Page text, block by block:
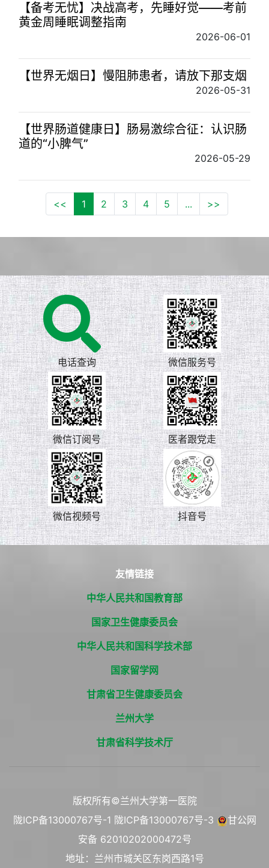
【备考无忧】决战高考，先睡好觉——考前
黄金周睡眠调整指南
2026-06-01
【世界无烟日】慢阻肺患者，请放下那支烟
2026-05-31
【世界肠道健康日】肠易激综合征：认识肠
道的“小脾气”
2026-05-29
<< 1 2 3 4 5 ... >>
电话查询 微信服务号
微信订阅号 医者跟党走
微信视频号 抖音号
友情链接
中华人民共和国教育部
国家卫生健康委员会
中华人民共和国科学技术部
国家留学网
甘肃省卫生健康委员会
兰州大学
甘肃省科学技术厅
版权所有©兰州大学第一医院
陇ICP备13000767号-1 陇ICP备13000767号-3
甘公网
安备 62010202000472号
地址：兰州市城关区东岗西路1号